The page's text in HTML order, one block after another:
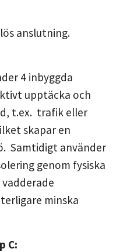
anslutning.
4 inbyggda
upptäcka och
t.ex. trafik eller
skapar en
Samtidigt använder
genom fysiska
minska
C: